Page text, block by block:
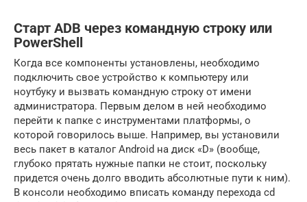
Старт ADB через командную строку или
PowerShell
Когда все компоненты установлены, необходимо
подключить свое устройство к компьютеру или
ноутбуку и вызвать командную строку от имени
администратора. Первым делом в ней необходимо
перейти к папке с инструментами платформы, о
которой говорилось выше. Например, вы установили
весь пакет в каталог Android на диск «D» (вообще,
глубоко прятать нужные папки не стоит, поскольку
придется очень долго вводить абсолютные пути к ним).
В консоли необходимо вписать команду перехода cd